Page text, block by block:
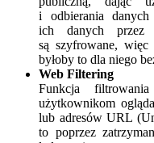
i odbierania
ich danych przez
są szyfrowane, więc
byłoby to dla niego
Web Filtering
Funkcja
użytkownikom
lub adresów URL
to poprzez